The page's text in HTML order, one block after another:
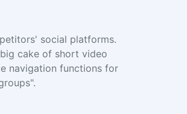
social platforms.
cake of short video
navigation functions for